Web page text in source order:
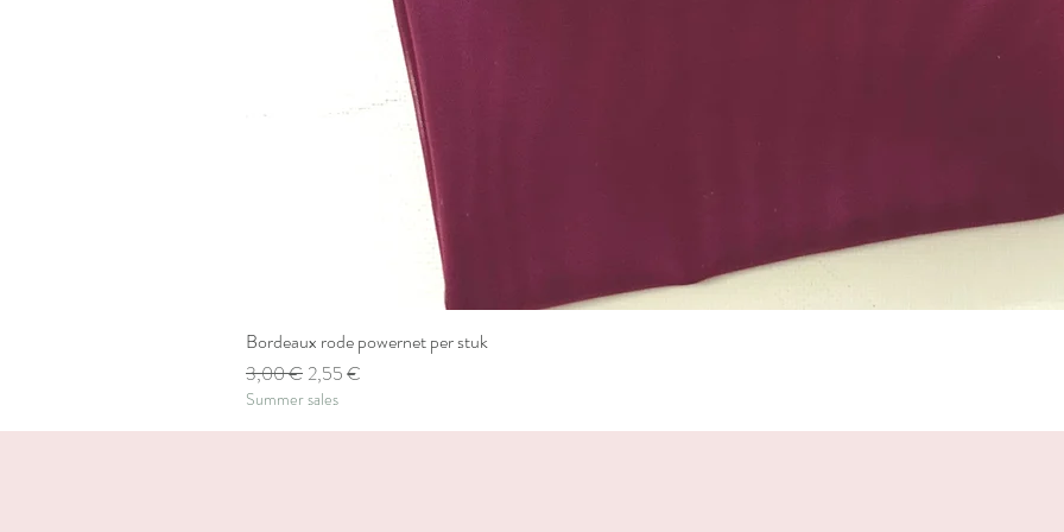
Bordeaux rode powernet per stuk
Standardpreis
3,00 € Sale-Preis
2,55 €
Summer sales